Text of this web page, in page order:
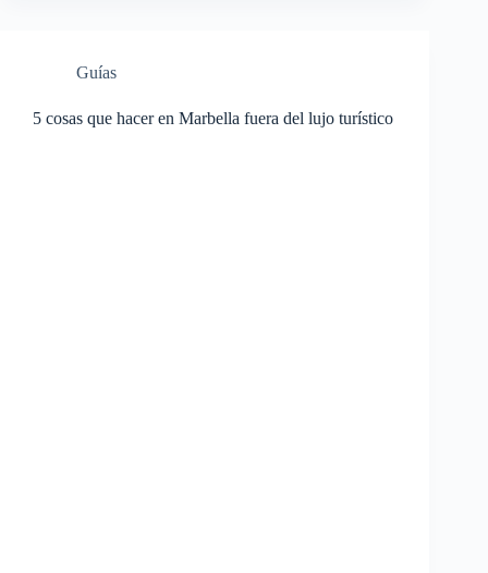
Guías
5 cosas que hacer en Marbella fuera del lujo turístico